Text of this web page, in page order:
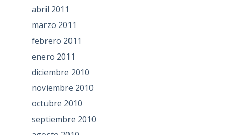
abril 2011
marzo 2011
febrero 2011
enero 2011
diciembre 2010
noviembre 2010
octubre 2010
septiembre 2010